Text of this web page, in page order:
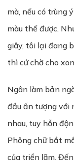
mà, nếu có trùng
màu thế được.
giây, tôi lại đang
thì cứ chờ cho
Ngân làm bản
đầu ấn tượng với
nhau, tuy hỗn
Phông chữ bắt
của triển lãm.